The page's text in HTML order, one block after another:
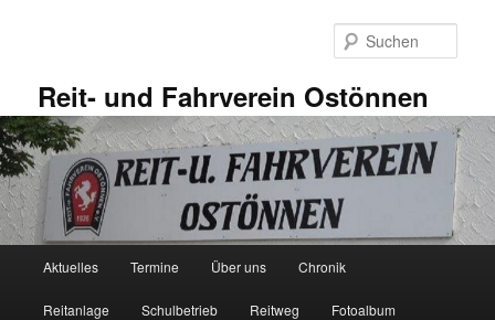
Reit- und Fahrverein Ostönnen
Aktuelles Termine Über uns Chronik
Reitanlage Schulbetrieb Reitweg Fotoalbum